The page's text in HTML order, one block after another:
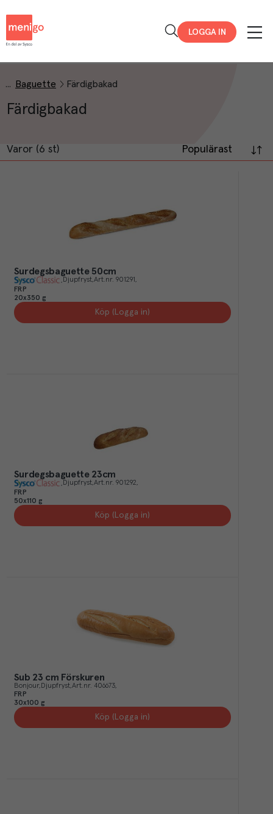
LOGGA IN
Baguette Färdigbakad
Färdigbakad
Varor (6 st) Populärast
Surdegsbaguette 50cm
Djupfryst Art.nr. 901291
FRP
20x350 g
Köp (Logga in)
Surdegsbaguette 23cm
Djupfryst Art.nr. 901292
FRP
50x110 g
Köp (Logga in)
Sub 23 cm Förskuren
Bonjour Djupfryst Art.nr. 406673
FRP
30x100 g
Köp (Logga in)